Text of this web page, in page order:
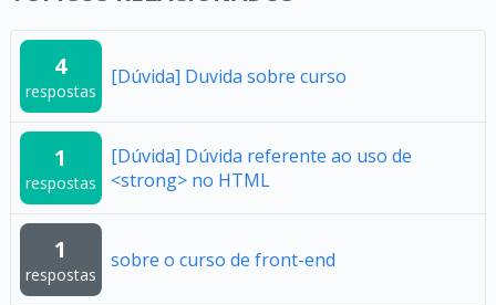
4
respostas
[Dúvida] Duvida sobre curso
1
respostas
[Dúvida] Dúvida referente ao uso de
<strong> no HTML
1
respostas
sobre o curso de front-end